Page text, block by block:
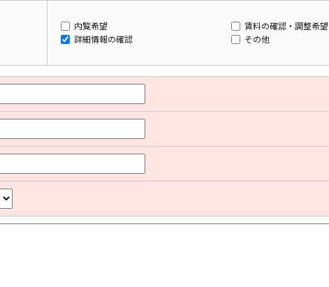
内覧希望
賃料の確認・調整希望
詳細情報の確認
その他